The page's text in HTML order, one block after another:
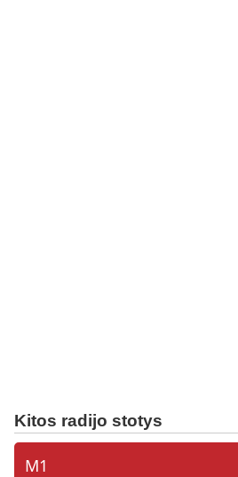
Kitos radijo stotys
M1